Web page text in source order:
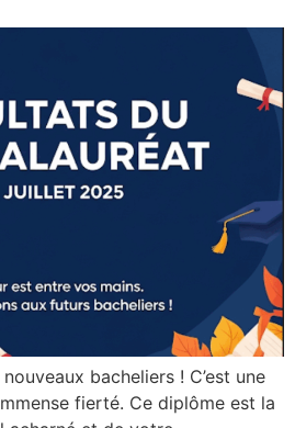
bacheliers ! C’est une
fierté. Ce diplôme est la